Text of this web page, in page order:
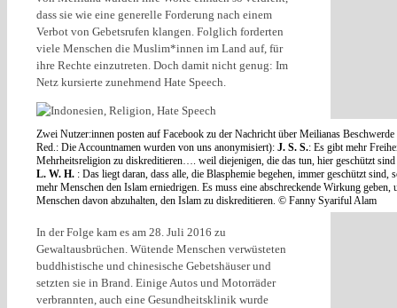
dass sie wie eine generelle Forderung nach einem
Verbot von Gebetsrufen klangen. Folglich forderten
viele Menschen die Muslim*innen im Land auf, für
ihre Rechte einzutreten. Doch damit nicht genug: Im
Netz kursierte zunehmend Hate Speech.
Zwei Nutzer:innen posten auf Facebook zu der Nachricht über Meilianas
Red.: Die Accountnamen wurden von uns anonymisiert): J. S. S.: Es gibt mehr
Mehrheitsreligion zu diskreditieren…. weil diejenigen, die das tun, hier geschützt sind
L. W. H. : Das liegt daran, dass alle, die Blasphemie begehen, immer geschützt sind,
mehr Menschen den Islam erniedrigen. Es muss eine abschreckende Wirkung geben,
Menschen davon abzuhalten, den Islam zu diskreditieren. © Fanny Syariful Alam
In der Folge kam es am 28. Juli 2016 zu
Gewaltausbrüchen. Wütende Menschen verwüsteten
buddhistische und chinesische Gebetshäuser und
setzten sie in Brand. Einige Autos und Motorräder
verbrannten, auch eine Gesundheitsklinik wurde